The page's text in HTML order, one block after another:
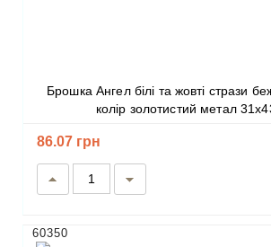
Брошка Ангел білі та жовті стрази бежевий та білий
колір золотистий метал
86.07 грн
60350